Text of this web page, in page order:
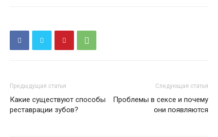
ЭТО МОЖЕТ БЫТЬ ИНТЕРЕСНО
Две минуты